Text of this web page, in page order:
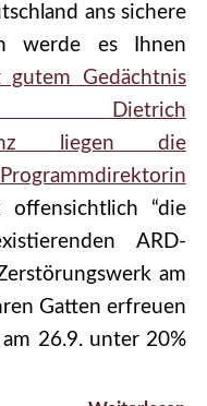
ans sichere
werde es Ihnen
Gedächtnis
Dietrich
liegen die
offensichtlich “die
ARD-
am
Gatten erfreuen
26.9. unter 20%